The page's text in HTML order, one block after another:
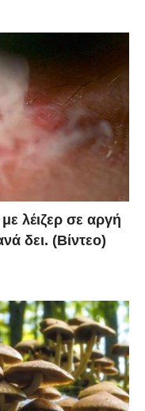
λέιζερ σε αργή
δει. (Βίντεο)